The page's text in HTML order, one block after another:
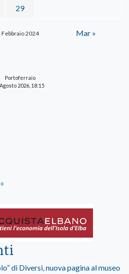
Febbraio 2024
29
Mar »
Portoferraio
2026, 18:15
di Diversi, nuova pagina al museo